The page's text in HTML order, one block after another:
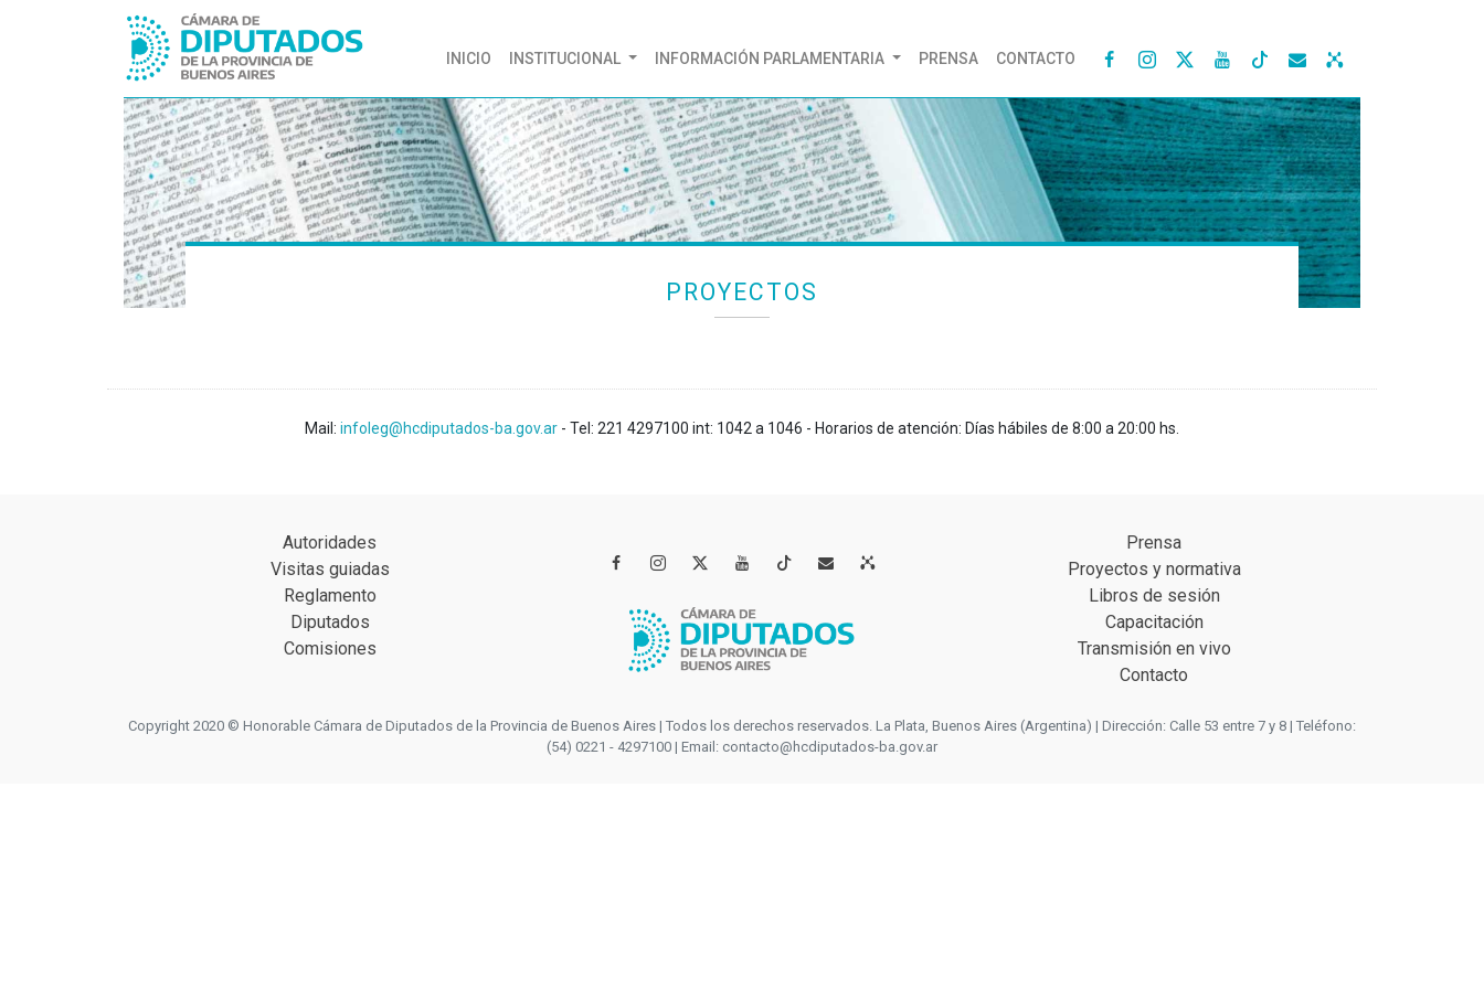
INICIO (CURRENT)
INSTITUCIONAL INFORMACIÓN PARLAMENTARIA PRENSA CONTACTO    
PROYECTOS
Mail: infoleg@hcdiputados-ba.gov.ar - Tel: 221 4297100 int: 1042 a 1046 - Horarios de atención: Días hábiles de 8:00 a 20:00 hs.
Autoridades
Visitas guiadas
Reglamento
Diputados
Comisiones
   
Prensa
Proyectos y normativa
Libros de sesión
Capacitación
Transmisión en vivo
Contacto
Copyright 2020 © Honorable Cámara de Diputados de la Provincia de Buenos Aires | Todos los derechos reservados. La Plata, Buenos Aires (Argentina) | Dirección: Calle 53 entre 7 y 8 | Teléfono:
(54) 0221 - 4297100 | Email: contacto@hcdiputados-ba.gov.ar